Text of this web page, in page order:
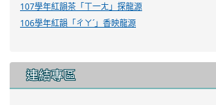
107學年紅韻茶「ㄒ一ㄤ」探龍源
106學年紅韻「ㄔㄚˊ」香映龍源
連結專區